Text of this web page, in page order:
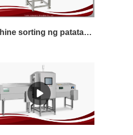
machine sorting ng patatas sa Wholesale Prices | Techik Instrument (Shanghai) Co., Ltd.